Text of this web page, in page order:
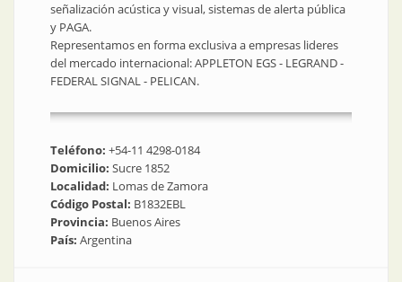
señalización acústica y visual, sistemas de alerta pública
y PAGA.
Representamos en forma exclusiva a empresas lideres
del mercado internacional: APPLETON EGS - LEGRAND -
FEDERAL SIGNAL - PELICAN.
Teléfono: +54-11 4298-0184
Domicilio: Sucre 1852
Localidad: Lomas de Zamora
Código Postal: B1832EBL
Provincia: Buenos Aires
País: Argentina